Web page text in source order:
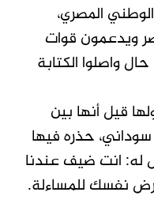
المصري،
ويدعمون قوات
حال واصلوا الكتابة
قيل أنها بين
حذره فيها
له: انت ضيف عندنا
نفسك للمساءلة.